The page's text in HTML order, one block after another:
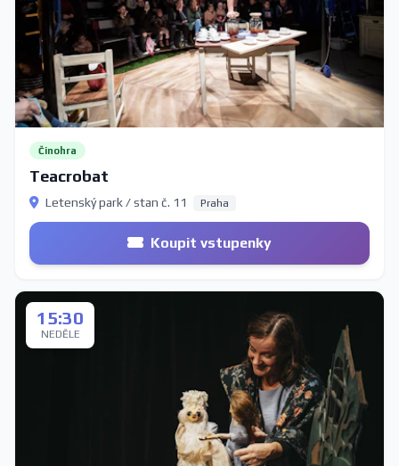
Činohra
Teacrobat
Letenský park / stan č. 11 Praha
Koupit vstupenky
15:30
NEDĚLE